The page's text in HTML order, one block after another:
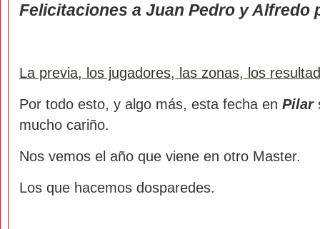
Felicitaciones a Juan Pedro y Alfredo
La previa, los jugadores, las zonas, los
Por todo esto, y algo más, esta fecha en Pilar
mucho cariño.
Nos vemos el año que viene en otro Master.
Los que hacemos dosparedes.